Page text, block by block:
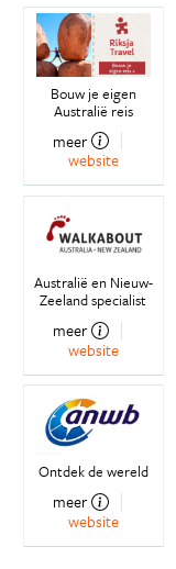
Bouw je eigen
Australië reis
meer
website
Australië en Nieuw-
Zeeland specialist
meer
website
Ontdek de wereld
meer
website